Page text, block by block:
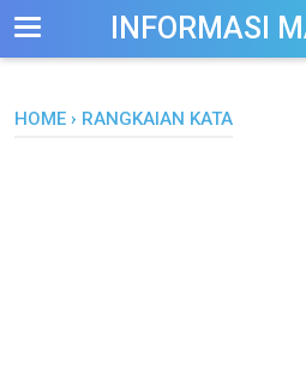
--> INFORMASI
HOME › RANGKAIAN KATA